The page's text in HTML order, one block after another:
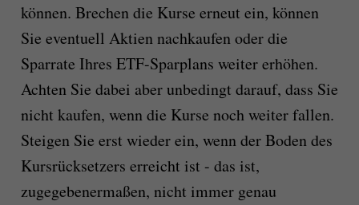
können.​ Brechen die Kurse erneut ein, können
Sie eventuell Aktien nachkaufen oder die
Sparrate Ihres ETF-Sparplans weiter erhöhen.
Achten Sie dabei aber unbedingt darauf, dass Sie
nicht kaufen, wenn die Kurse noch weiter fallen.
Steigen Sie erst wieder ein, wenn der Boden des
Kursrücksetzers erreicht ist - das ist,
zugegebenermaßen, nicht immer genau